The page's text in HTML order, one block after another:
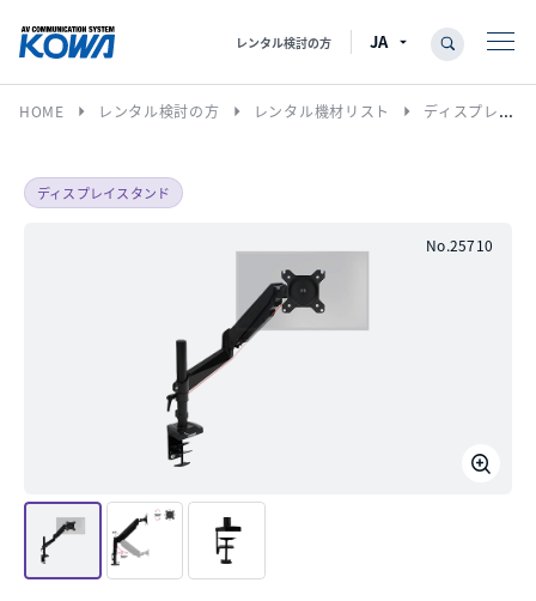
レンタル検討の方
HOME arrow_right レンタル検討の方 arrow_right レンタル機材リスト arrow_right ディスプレイスタンド
ディスプレイスタンド
No.25710